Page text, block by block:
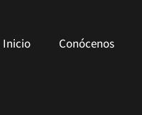
Inicio Conócenos